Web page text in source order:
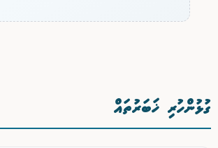
ގުޅުންހުރި ޚަބަރުތައް